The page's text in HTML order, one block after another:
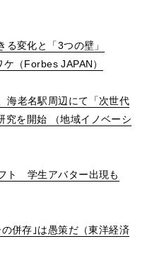
る変化と「3つの壁」
ケ（Forbes JAPAN）
海老名駅周辺にて「次世代
究を開始 （地域イノベーシ
ト 学生アバター出現も
併存｣は愚策だ（東洋経済